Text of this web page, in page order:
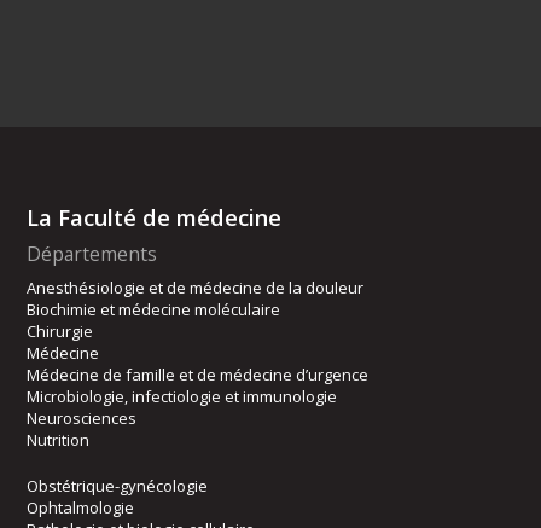
La Faculté de médecine
Départements
Anesthésiologie et de médecine de la douleur
Biochimie et médecine moléculaire
Chirurgie
Médecine
Médecine de famille et de médecine d’urgence
Microbiologie, infectiologie et immunologie
Neurosciences
Nutrition
Obstétrique-gynécologie
Ophtalmologie